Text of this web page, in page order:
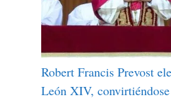
Robert Francis Prevost
León XIV,